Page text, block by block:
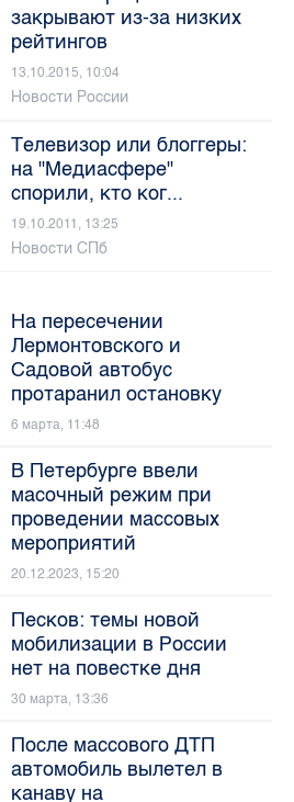
закрывают из-за низких
рейтингов
13.10.2015, 10:04
Новости России
Телевизор или блоггеры:
на "Медиасфере"
спорили, кто ког...
19.10.2011, 13:25
Новости СПб
На пересечении
Лермонтовского и
Садовой автобус
протаранил остановку
6 марта, 11:48
В Петербурге ввели
масочный режим при
проведении массовых
мероприятий
20.12.2023, 15:20
Песков: темы новой
мобилизации в России
нет на повестке дня
30 марта, 13:36
После массового ДТП
автомобиль вылетел в
канаву на